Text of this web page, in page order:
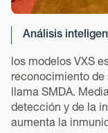
Análisis
los modelos VXS
reconocimiento de
llama SMDA.
detección y de la
aumenta la